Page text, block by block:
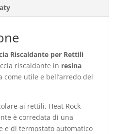
Riscaldante per Rettili
riscaldante in resina
come utile e bell’arredo del
ai rettili, Heat Rock
è corredata di una
e di termostato automatico